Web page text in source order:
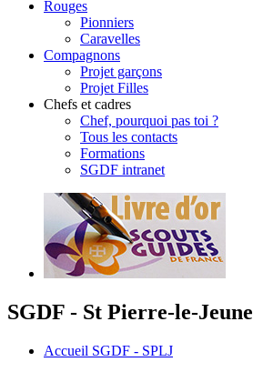
Rouges
Pionniers
Caravelles
Compagnons
Projet garçons
Projet Filles
Chefs et cadres
Chef, pourquoi pas toi ?
Tous les contacts
Formations
SGDF intranet
SGDF - St Pierre-le-Jeune
Accueil SGDF - SPLJ